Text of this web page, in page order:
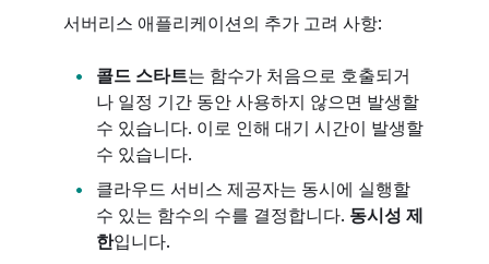
서버리스 애플리케이션의 추가 고려 사항:
콜드 스타트는 함수가 처음으로 호출되거
나 일정 기간 동안 사용하지 않으면 발생할
수 있습니다. 이로 인해 대기 시간이 발생할
수 있습니다.
클라우드 서비스 제공자는 동시에 실행할
수 있는 함수의 수를 결정합니다. 동시성 제
한입니다.